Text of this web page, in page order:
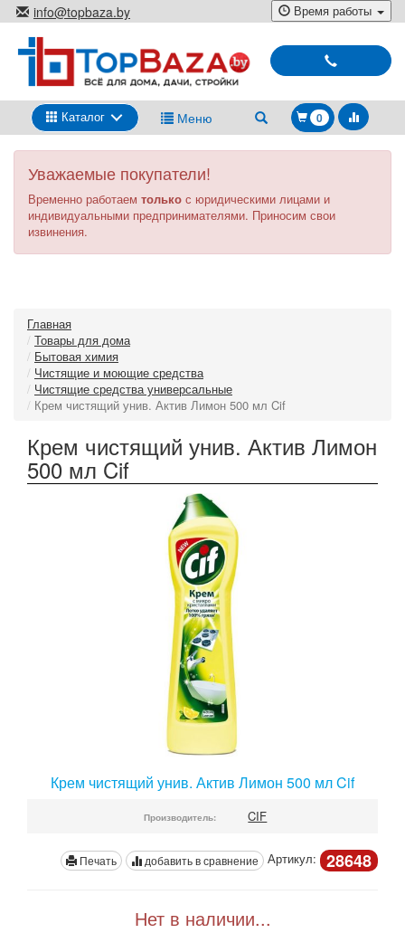
Перейти
к
основному
содержанию
Время работы
info@topbaza.by
г.Минск, ул. Радиальная, 40,
каб. 707-5
Выбирай
ипокупай
Каталог Меню 0
Уважаемые покупатели!
Временно работаем только с юридическими лицами и
индивидуальными предпринимателями. Приносим свои
извинения.
Главная
Товары для дома
Бытовая химия
Чистящие и моющие средства
Чистящие средства универсальные
Крем чистящий унив. Актив Лимон 500 мл Cif
Крем чистящий унив. Актив Лимон
500 мл Cif
Крем чистящий унив. Актив Лимон 500 мл Cif
Производитель: CIF
Печать добавить в сравнение Артикул: 28648
Нет в наличии...